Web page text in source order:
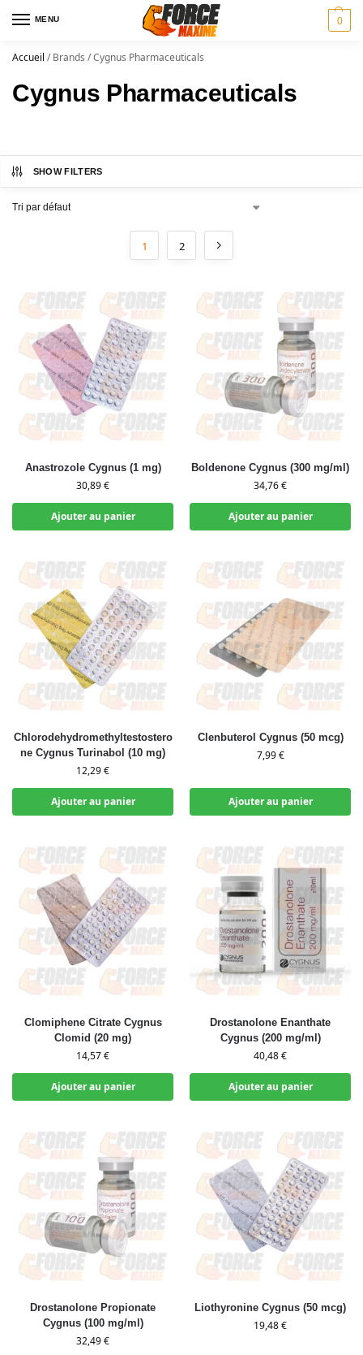
MENU 0
Accueil /Brands /Cygnus Pharmaceuticals
Cygnus Pharmaceuticals
SHOW FILTERS
1 2
Anastrozole Cygnus (1 mg)
30,89€
Ajouter au panier
Boldenone Cygnus (300 mg/ml)
34,76€
Ajouter au panier
Chlorodehydromethyltestostero
ne Cygnus Turinabol (10 mg)
12,29€
Ajouter au panier
Clenbuterol Cygnus (50 mcg)
7,99€
Ajouter au panier
Clomiphene Citrate Cygnus
Clomid (20 mg)
14,57€
Ajouter au panier
Drostanolone Enanthate
Cygnus (200 mg/ml)
40,48€
Ajouter au panier
Drostanolone Propionate
Cygnus (100 mg/ml)
32,49€
Liothyronine Cygnus (50 mcg)
19,48€